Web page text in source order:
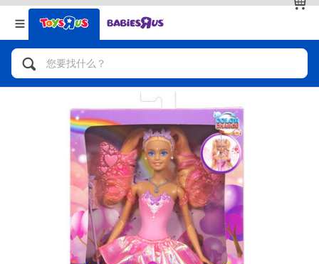
返回
分类目录
人气英雄，角色扮演，射击玩具
自行车，滑板车，骑乘车
拼砌组合及乐高LEGO
玩具车，货车，火车及遥控系列
手工艺，文具，蜡笔，泥胶，画板
返回
品牌
查看全部